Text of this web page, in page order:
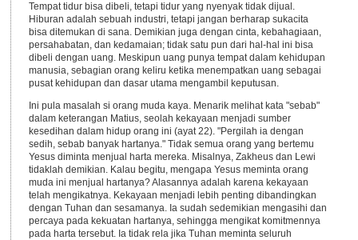
Tempat tidur bisa dibeli, tetapi tidur yang nyenyak tidak dijual.
Hiburan adalah sebuah industri, tetapi jangan berharap sukacita
bisa ditemukan di sana. Demikian juga dengan cinta, kebahagiaan,
persahabatan, dan kedamaian; tidak satu pun dari hal-hal ini bisa
dibeli dengan uang. Meskipun uang punya tempat dalam kehidupan
manusia, sebagian orang keliru ketika menempatkan uang sebagai
pusat kehidupan dan dasar utama mengambil keputusan.
Ini pula masalah si orang muda kaya. Menarik melihat kata "sebab"
dalam keterangan Matius, seolah kekayaan menjadi sumber
kesedihan dalam hidup orang ini (ayat 22). "Pergilah ia dengan
sedih, sebab banyak hartanya." Tidak semua orang yang bertemu
Yesus diminta menjual harta mereka. Misalnya, Zakheus dan Lewi
tidaklah demikian. Kalau begitu, mengapa Yesus meminta orang
muda ini menjual hartanya? Alasannya adalah karena kekayaan
telah mengikatnya. Kekayaan menjadi lebih penting dibandingkan
dengan Tuhan dan sesamanya. Ia sudah sedemikian mengasihi dan
percaya pada kekuatan hartanya, sehingga mengikat komitmennya
pada harta tersebut. Ia tidak rela jika Tuhan meminta seluruh